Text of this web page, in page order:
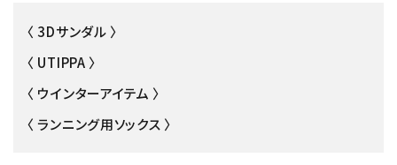
〈 3Dサンダル 〉
〈 UTIPPA 〉
〈 ウインターアイテム 〉
〈 ランニング用ソックス 〉